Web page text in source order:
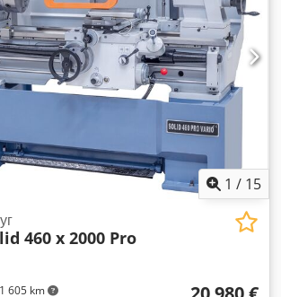
- Здрава заварена стоманена
за интензивна експлоатация -
на високи детайли - По избор –
за серийно производство - Бърз и лесен
чрез захващаща ръкохватка
Hjk - Захващане на детайла с голям
1 / 15
1 605 km
460 x 2000 Pro